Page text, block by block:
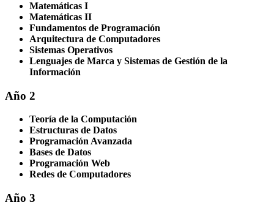
Matemáticas I
Matemáticas II
Fundamentos de Programación
Arquitectura de Computadores
Sistemas Operativos
Lenguajes de Marca y Sistemas de Gestión de la
Información
Año 2
Teoría de la Computación
Estructuras de Datos
Programación Avanzada
Bases de Datos
Programación Web
Redes de Computadores
Año 3